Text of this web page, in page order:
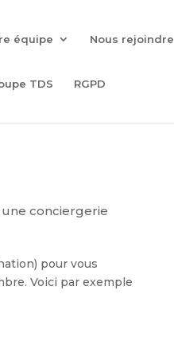
équipe Nous rejoindre
TDS RGPD
conciergerie
pour vous
Voici par exemple